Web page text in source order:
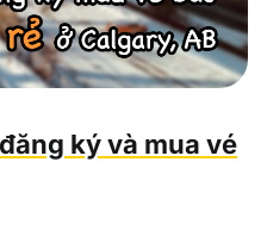
ký và mua vé